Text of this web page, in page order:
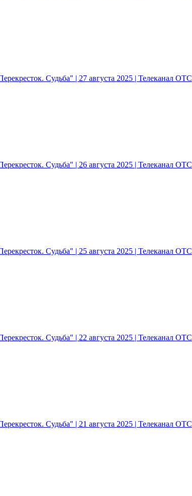
Судьба" | 27 августа 2025 | Телеканал ОТС
Судьба" | 26 августа 2025 | Телеканал ОТС
Судьба" | 25 августа 2025 | Телеканал ОТС
Судьба" | 22 августа 2025 | Телеканал ОТС
Судьба" | 21 августа 2025 | Телеканал ОТС